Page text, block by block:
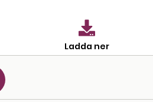
Ladda ner